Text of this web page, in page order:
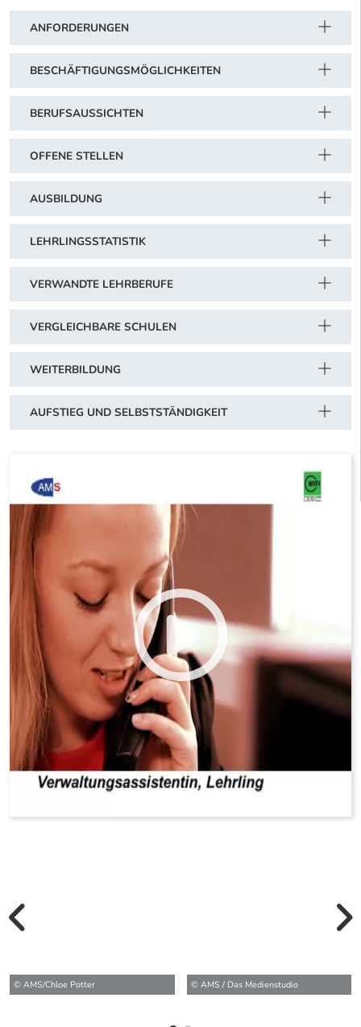
ANFORDERUNGEN
BESCHÄFTIGUNGSMÖGLICHKEITEN
BERUFSAUSSICHTEN
OFFENE STELLEN
AUSBILDUNG
LEHRLINGSSTATISTIK
VERWANDTE LEHRBERUFE
VERGLEICHBARE SCHULEN
WEITERBILDUNG
AUFSTIEG UND SELBSTSTÄNDIGKEIT
© AMS/Chloe Potter © AMS / Das Medienstudio